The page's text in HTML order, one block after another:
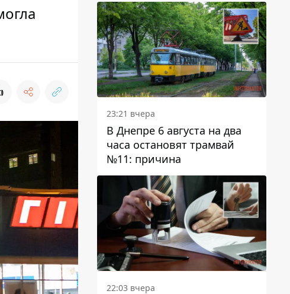
23:21 вчера
В Днепре 6 августа на два
часа остановят трамвай
№11: причина
22:03 вчера